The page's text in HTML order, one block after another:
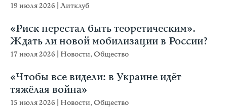
19 июля 2026 Литклуб
«Риск перестал быть теоретическим».
Ждать ли новой мобилизации в России?
17 июля 2026 Новости,Общество
«Чтобы все видели: в Украине идёт
тяжёлая война»
15 июля 2026 Новости,Общество